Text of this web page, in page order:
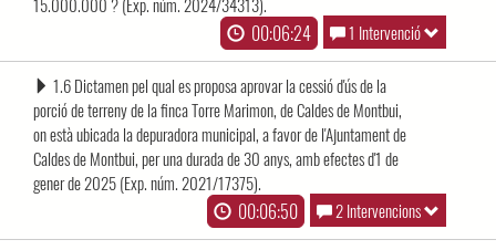
15.000.000 ? (Exp. núm. 2024/34313).
00:06:24 1 Intervenció
1.6 Dictamen pel qual es proposa aprovar la cessió d'ús de la
porció de terreny de la finca Torre Marimon, de Caldes de Montbui,
on està ubicada la depuradora municipal, a favor de l'Ajuntament de
Caldes de Montbui, per una durada de 30 anys, amb efectes d'1 de
gener de 2025 (Exp. núm. 2021/17375).
00:06:50 2 Intervencions